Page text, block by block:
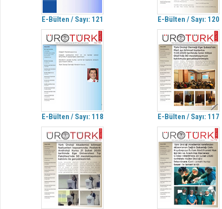
E-Bülten / Sayı: 121 E-Bülten / Sayı: 120
E-Bülten / Sayı: 118 E-Bülten / Sayı: 117